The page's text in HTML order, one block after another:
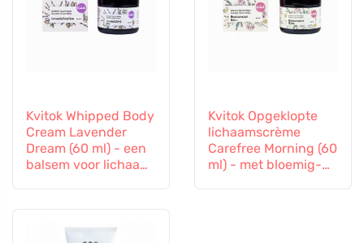
Kvitok Whipped Body
Cream Lavender
Dream (60 ml) - een
balsem voor lichaam
Kvitok Opgeklopte
lichaamscrème
Carefree Morning (60
ml) - met bloemig-